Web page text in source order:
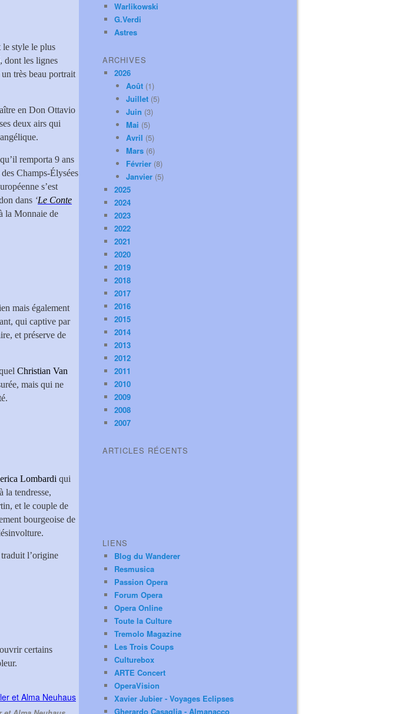
le style le plus
, dont les lignes
très beau portrait
en Don Ottavio
deux airs qui
remporta 9 ans
Champs-Élysées
s’est
dans ‘Le Conte
la Monnaie de
mais également
qui captive par
et préserve de
Christian Van
mais qui ne
Lombardi qui
la tendresse,
et le couple de
bourgeoise de
l’origine
certains
Warlikowski
G.Verdi
Astres
ARCHIVES
2026
Août (1)
Juillet (5)
Juin (3)
Mai (5)
Avril (5)
Mars (6)
Février (8)
Janvier (5)
2025
2024
2023
2022
2021
2020
2019
2018
2017
2016
2015
2014
2013
2012
2011
2010
2009
2008
2007
ARTICLES RÉCENTS
LIENS
Blog du Wanderer
Resmusica
Passion Opera
Forum Opera
Opera Online
Toute la Culture
Tremolo Magazine
Les Trois Coups
Culturebox
ARTE Concert
OperaVision
Xavier Jubier - Voyages Eclipses
Gherardo Casaglia - Almanacco